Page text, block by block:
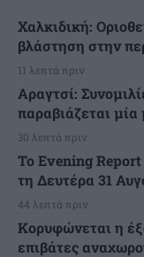
Χαλκιδική:
βλάστηση στην
11 λεπτά πριν
Αραγτσί:
παραβιάζεται
30 λεπτά πριν
Το Evening Report
τη Δευτέρα 31
44 λεπτά πριν
Κορυφώνεται η
επιβάτες